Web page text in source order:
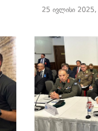
25 ივლისი